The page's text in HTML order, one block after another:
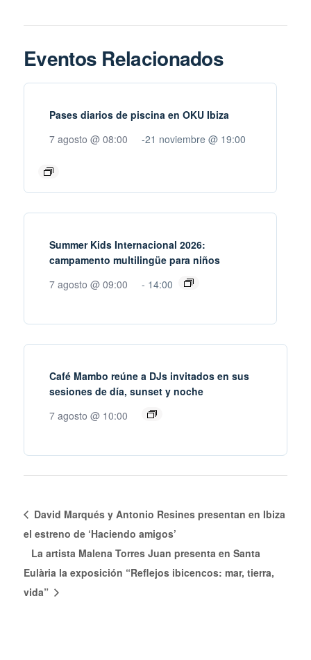
Eventos Relacionados
Pases diarios de piscina en OKU Ibiza
7 agosto @ 08:00
-21 noviembre @ 19:00
Summer Kids Internacional 2026:
campamento multilingüe para niños
7 agosto @ 09:00
- 14:00
Café Mambo reúne a DJs invitados en sus
sesiones de día, sunset y noche
7 agosto @ 10:00
David Marqués y Antonio Resines presentan en Ibiza
el estreno de ‘Haciendo amigos’
La artista Malena Torres Juan presenta en Santa
Eulària la exposición “Reflejos ibicencos: mar, tierra,
vida”